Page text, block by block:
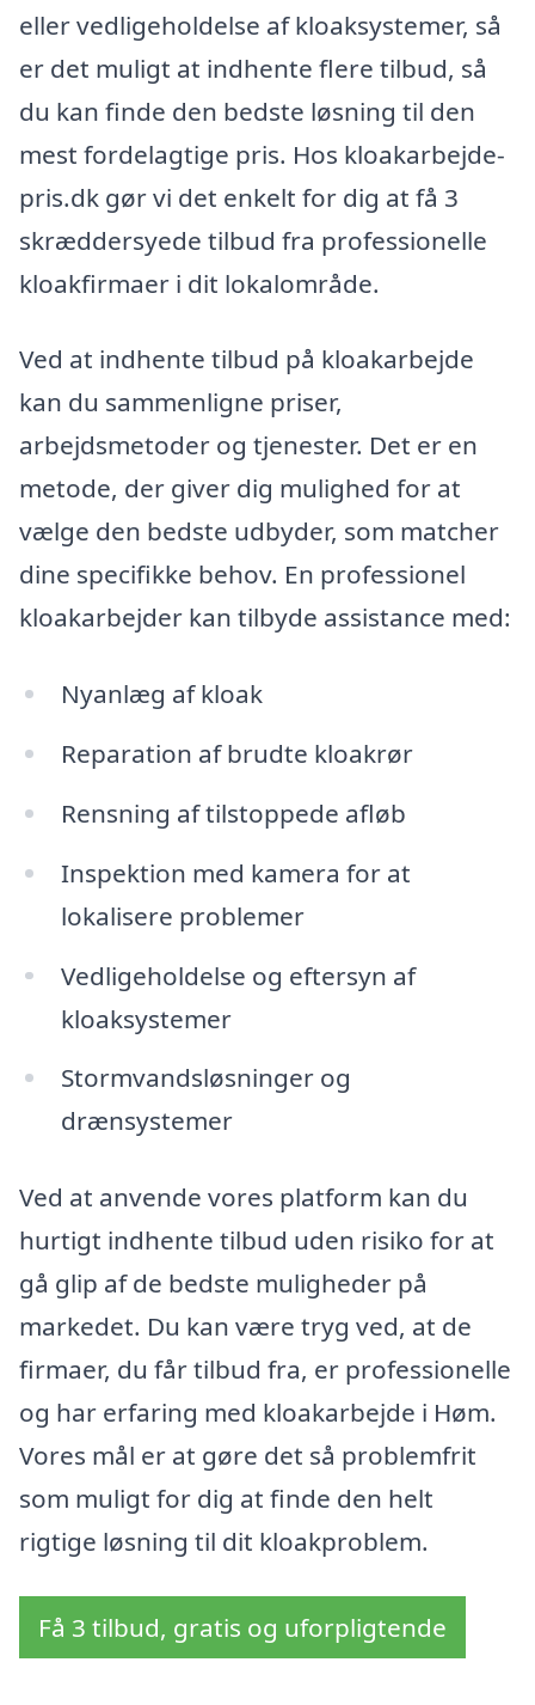
eller vedligeholdelse af kloaksystemer, så
er det muligt at indhente flere tilbud, så
du kan finde den bedste løsning til den
mest fordelagtige pris. Hos kloakarbejde-
pris.dk gør vi det enkelt for dig at få 3
skræddersyede tilbud fra professionelle
kloakfirmaer i dit lokalområde.
Ved at indhente tilbud på kloakarbejde
kan du sammenligne priser,
arbejdsmetoder og tjenester. Det er en
metode, der giver dig mulighed for at
vælge den bedste udbyder, som matcher
dine specifikke behov. En professionel
kloakarbejder kan tilbyde assistance med:
Nyanlæg af kloak
Reparation af brudte kloakrør
Rensning af tilstoppede afløb
Inspektion med kamera for at
lokalisere problemer
Vedligeholdelse og eftersyn af
kloaksystemer
Stormvandsløsninger og
drænsystemer
Ved at anvende vores platform kan du
hurtigt indhente tilbud uden risiko for at
gå glip af de bedste muligheder på
markedet. Du kan være tryg ved, at de
firmaer, du får tilbud fra, er professionelle
og har erfaring med kloakarbejde i Høm.
Vores mål er at gøre det så problemfrit
som muligt for dig at finde den helt
rigtige løsning til dit kloakproblem.
Få 3 tilbud, gratis og uforpligtende